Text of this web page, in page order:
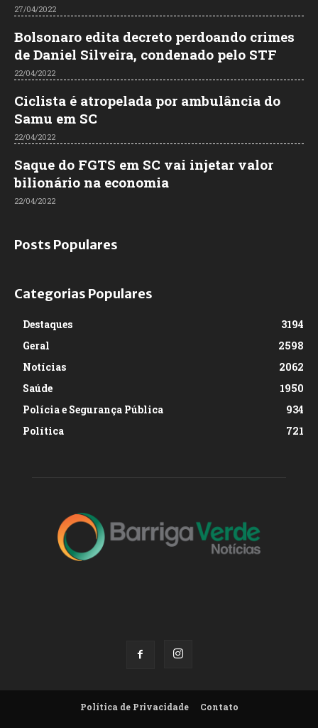
27/04/2022
Bolsonaro edita decreto perdoando crimes
de Daniel Silveira, condenado pelo STF
22/04/2022
Ciclista é atropelada por ambulância do
Samu em SC
22/04/2022
Saque do FGTS em SC vai injetar valor
bilionário na economia
22/04/2022
Posts Populares
Categorias Populares
Destaques
3194
Geral
2598
Notícias
2062
Saúde
1950
Polícia e Segurança Pública
934
Política
721
Política de Privacidade Contato